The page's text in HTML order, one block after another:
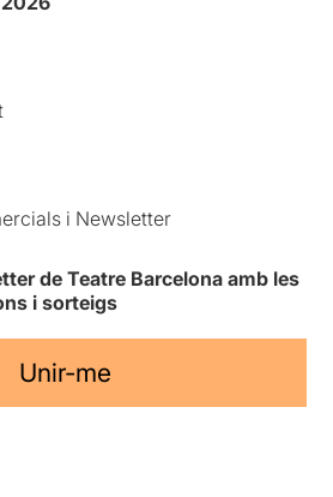
i Newsletter
de Teatre Barcelona amb les
i sorteigs
Unir-me